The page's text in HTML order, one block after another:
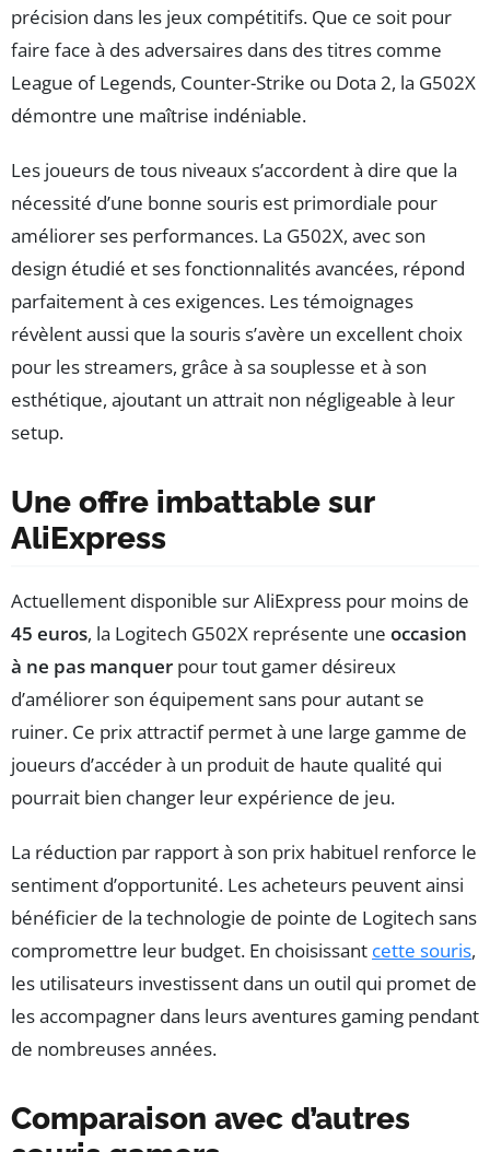
précision dans les jeux compétitifs. Que ce soit pour
faire face à des adversaires dans des titres comme
League of Legends, Counter-Strike ou Dota 2, la G502X
démontre une maîtrise indéniable.
Les joueurs de tous niveaux s’accordent à dire que la
nécessité d’une bonne souris est primordiale pour
améliorer ses performances. La G502X, avec son
design étudié et ses fonctionnalités avancées, répond
parfaitement à ces exigences. Les témoignages
révèlent aussi que la souris s’avère un excellent choix
pour les streamers, grâce à sa souplesse et à son
esthétique, ajoutant un attrait non négligeable à leur
setup.
Une offre imbattable sur
AliExpress
Actuellement disponible sur AliExpress pour moins de
45 euros, la Logitech G502X représente une occasion
à ne pas manquer pour tout gamer désireux
d’améliorer son équipement sans pour autant se
ruiner. Ce prix attractif permet à une large gamme de
joueurs d’accéder à un produit de haute qualité qui
pourrait bien changer leur expérience de jeu.
La réduction par rapport à son prix habituel renforce le
sentiment d’opportunité. Les acheteurs peuvent ainsi
bénéficier de la technologie de pointe de Logitech sans
compromettre leur budget. En choisissant cette souris,
les utilisateurs investissent dans un outil qui promet de
les accompagner dans leurs aventures gaming pendant
de nombreuses années.
Comparaison avec d’autres